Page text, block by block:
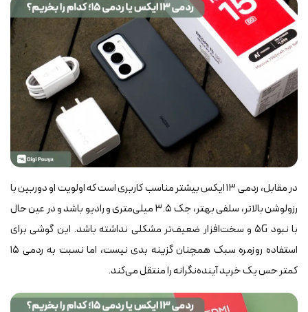
در مقابل، ردمی ۱۳ ایکس بیشتر مناسب کاربری است که اولویت او دوربین با
رزولوشن بالاتر، سلفی بهتر، جک ۳.۵ میلی‌متری و رادیو باشد و در عین حال
با نبود ۵G و سخت‌افزار ضعیف‌تر مشکلی نداشته باشد. این گوشی برای
استفاده روزمره سبک همچنان گزینه بدی نیست، اما نسبت به ردمی ۱۵
کمتر حس یک خرید آینده‌نگرانه را منتقل می‌کند.